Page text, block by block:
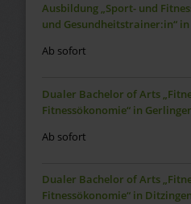
Ausbildung „Sport- und
und Gesundheitstrainer:in“
Ab sofort
Dualer Bachelor of Arts
Fitnessökonomie“ in
Ab sofort
Dualer Bachelor of Arts
Fitnessökonomie“ in Ditzingen